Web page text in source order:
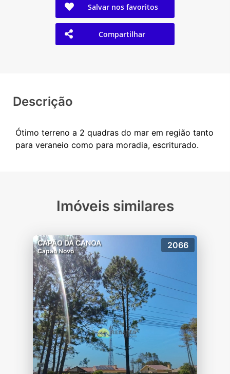
Salvar nos favoritos
Compartilhar
Descrição
Ótimo terreno a 2 quadras do mar em região tanto
Imóveis similares
CAPÃO DA CANOA
Capão Novo
2066